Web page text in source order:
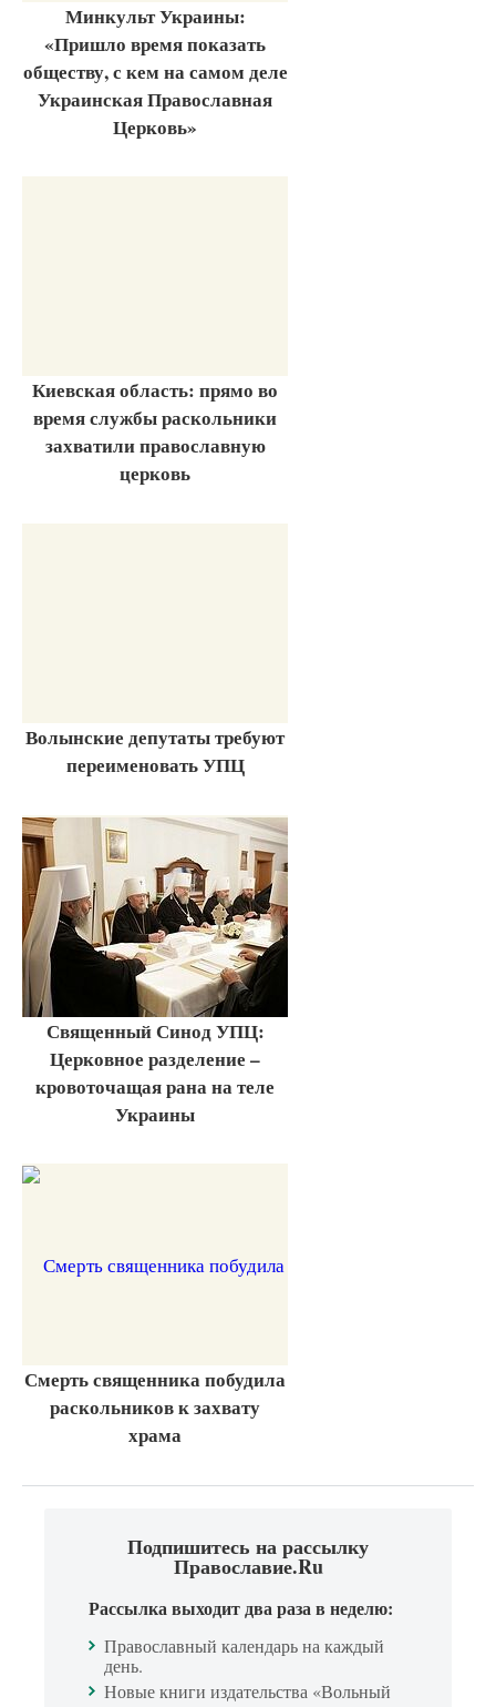
Минкульт Украины:
«Пришло время показать
обществу, с кем на самом деле
Украинская Православная
Церковь»
Киевская область: прямо во
время службы раскольники
захватили православную
церковь
Волынские депутаты требуют
переименовать УПЦ
Священный Синод УПЦ:
Церковное разделение –
кровоточащая рана на теле
Украины
Смерть священника побудила
раскольников к захвату
храма
Подпишитесь на рассылку
Православие.Ru
Рассылка выходит два раза в неделю:
Православный календарь на каждый
день.
Новые книги издательства «Вольный